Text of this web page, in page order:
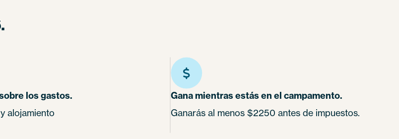
los gastos.
alojamiento
Gana mientras estás en el campamento.
Ganarás al menos $2250 antes de impuestos.